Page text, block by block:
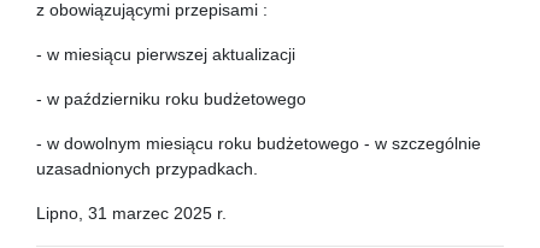
z obowiązującymi przepisami :
- w miesiącu pierwszej aktualizacji
- w październiku roku budżetowego
- w dowolnym miesiącu roku budżetowego - w szczególnie
uzasadnionych przypadkach.
Lipno, 31 marzec 2025 r.